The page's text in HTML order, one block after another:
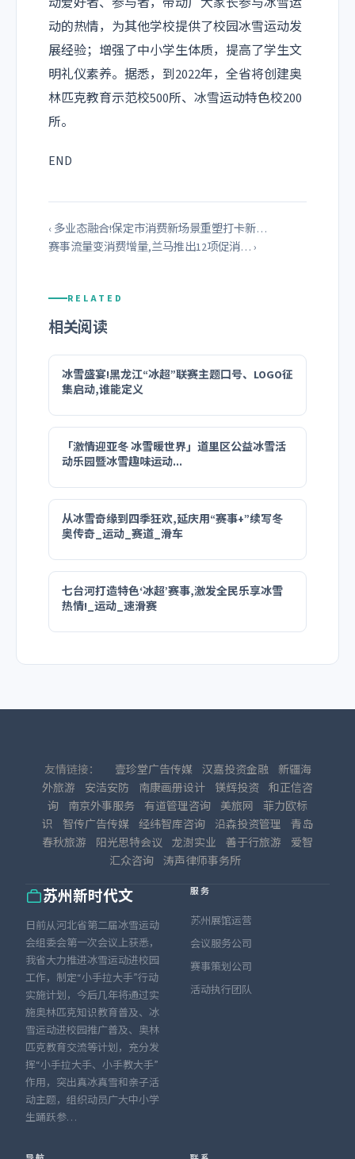
动的热情，为其他学校提供了校园冰雪运动发
展经验； 增强了中小学生体质，提高了学生文
明礼仪素养。 据悉，到2022年，全省将创建奥
林匹克教育示范校500所、冰雪运动特色校200
所。
END
‹ 多业态融合!保定市消费新场景重塑打卡新…
赛事流量变消费增量,兰马推出12项促消… ›
RELATED
相关阅读
冰雪盛宴!黑龙江“冰超”联赛主题口号、LOGO征
集启动,谁能定义
「激情迎亚冬 冰雪暖世界」道里区公益冰雪活
动乐园暨冰雪趣味运动...
从冰雪奇缘到四季狂欢,延庆用“赛事+”续写冬
奥传奇_运动_赛道_滑车
七台河打造特色‘冰超’赛事,激发全民乐享冰雪
热情!_运动_速滑赛
友情链接： 壹珍堂广告传媒 汉嘉投资金融
新疆海
外旅游
安洁安防 南康画册设计 镁辉投资 和正信咨
询
南京外事服务 有道管理咨询 美旅网
菲力欧标
识
智传广告传媒 经纬智库咨询 沿森投资管理
青岛
春秋旅游
阳光思特会议 龙澍实业 善于行旅游
爱智
汇众咨询 涛声律师事务所
苏州新时代文
日前从河北省第二届冰雪运动
会组委会第一次会议上获悉，
我省大力推进冰雪运动进校园
工作，制定“小手拉大手”行动
实施计划，今后几年将通过实
施奥林匹克知识教育普及、冰
雪运动进校园推广普及、奥林
匹克教育交流等计划，充分发
挥“小手拉大手、小手教大手”
作用，突出真冰真雪和亲子活
动主题，组织动员广大中小学
生踊跃参…
服务
苏州展馆运营
会议服务公司
赛事策划公司
活动执行团队